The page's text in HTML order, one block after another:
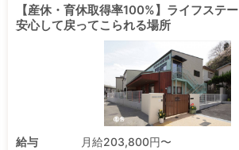
【産休・育休取得率100%】ライフステ
安心して戻ってこられる場所
給与 月給203,800円〜